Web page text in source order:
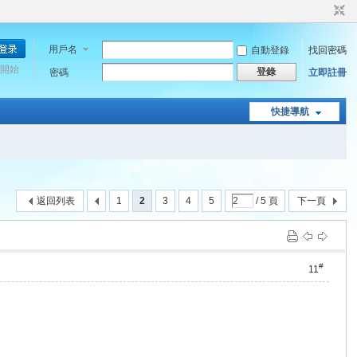
用戶名 自動登錄
找回密碼
密碼
登錄 立即註冊
始
快捷導航
1 2 3 4 5 / 5 頁 下一頁
返回列表
11#